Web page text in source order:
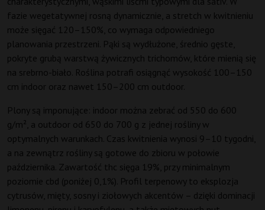
fazie wegetatywnej rosną dynamicznie, a stretch w kwitnieniu
może sięgać 120–150%, co wymaga odpowiedniego
planowania przestrzeni. Pąki są wydłużone, średnio gęste,
pokryte grubą warstwą żywicznych trichomów, które mienią się
na srebrno-biało. Roślina potrafi osiągnąć wysokość 100–150
cm indoor oraz nawet 150–200 cm outdoor.
Plony są imponujące: indoor można zebrać od 550 do 600
g/m², a outdoor od 650 do 700 g z jednej rośliny w
optymalnych warunkach. Czas kwitnienia wynosi 9–10 tygodni,
a na zewnątrz rośliny są gotowe do zbioru w połowie
października. Zawartość thc sięga 19%, przy minimalnym
poziomie cbd (poniżej 0,1%). Profil terpenowy to eksplozja
cytrusów, mięty, sosny i ziołowych akcentów – dzięki dominacji